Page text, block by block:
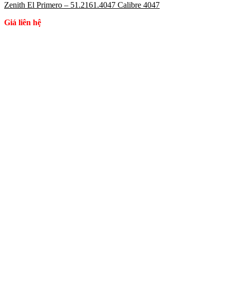
Zenith El Primero – 51.2161.4047 Calibre 4047
Giá liên hệ